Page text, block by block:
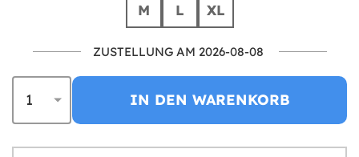
M L XL
ZUSTELLUNG AM 2026-08-08
IN DEN WARENKORB